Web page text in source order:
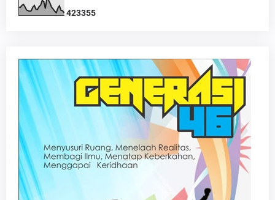
423355